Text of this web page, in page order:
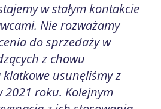
w stałym kontakcie
Nie rozważamy
do sprzedaży w
z chowu
klatkowe usunęliśmy z
2021 roku. Kolejnym